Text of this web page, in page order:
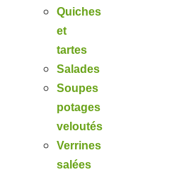
Quiches
et
tartes
Salades
Soupes
potages
veloutés
Verrines
salées